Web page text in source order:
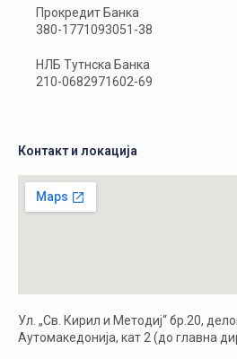
Прокредит Банка
380-1771093051-38
НЛБ Тутнска Банка
210-0682971602-69
Контакт и локација
Ул. „Св. Кирил и Методиј“ бр.20,
Аутомакедонија, кат 2 (до главна